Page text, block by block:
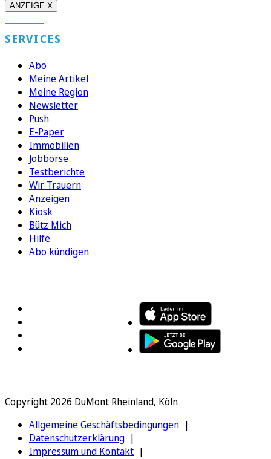
ANZEIGE X
SERVICES
Abo
Meine Artikel
Meine Region
Newsletter
Push
E-Paper
Immobilien
Jobbörse
Testberichte
Wir Trauern
Anzeigen
Kiosk
Bütz Mich
Hilfe
Abo kündigen
Copyright 2026 DuMont Rheinland, Köln
Allgemeine Geschäftsbedingungen
Datenschutzerklärung
Impressum und Kontakt